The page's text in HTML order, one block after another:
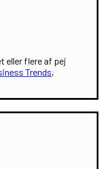
eller flere af pej
Trends,